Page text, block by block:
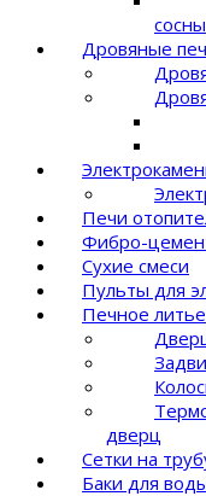
сосны
Дровяные
Печи
Фибро-
Сухие смеси
Пульты для
Печное литье
дверц
Сетки на
Баки для